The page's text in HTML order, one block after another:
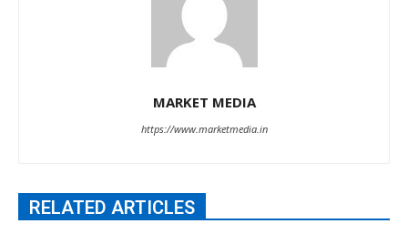
MARKET MEDIA
https://www.marketmedia.in
RELATED ARTICLES